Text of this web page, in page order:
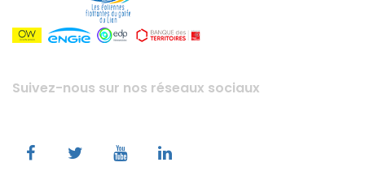
Suivez-nous sur nos réseaux sociaux